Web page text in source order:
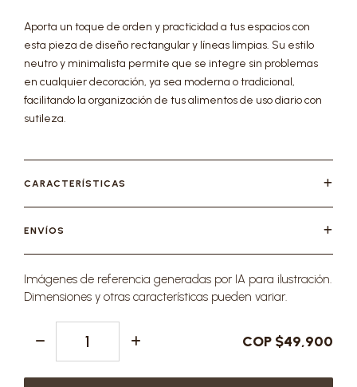
Aporta un toque de orden y practicidad a tus espacios con
esta pieza de diseño rectangular y líneas limpias. Su estilo
neutro y minimalista permite que se integre sin problemas
en cualquier decoración, ya sea moderna o tradicional,
facilitando la organización de tus alimentos de uso diario con
sutileza.
CARACTERÍSTICAS
ENVÍOS
Imágenes de referencia generadas por IA para ilustración.
Dimensiones y otras características pueden variar.
COP $49,900